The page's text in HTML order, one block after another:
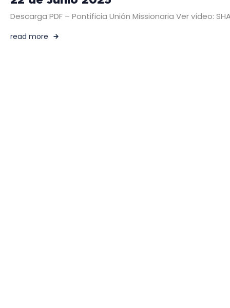
Descarga PDF – Pontificia Unión Missionaria Ver vídeo:
read more